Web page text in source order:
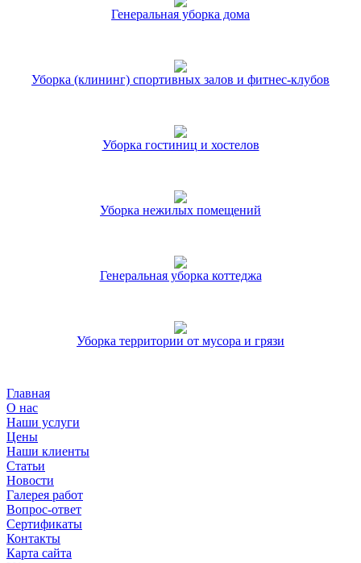
Генеральная уборка дома
Уборка (клининг) спортивных залов и фитнес-клубов
Уборка гостиниц и хостелов
Уборка нежилых помещений
Генеральная уборка коттеджа
Уборка территории от мусора и грязи
Главная
О нас
Наши услуги
Цены
Наши клиенты
Статьи
Новости
Галерея работ
Вопрос-ответ
Сертификаты
Контакты
Карта сайта